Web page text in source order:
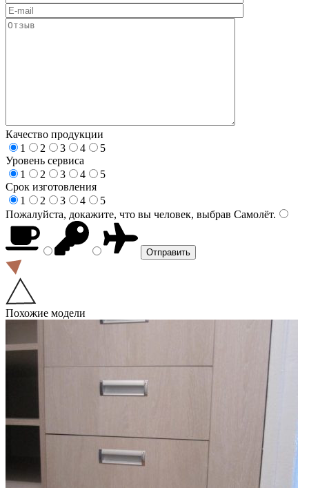
Качество продукции
1
2 3 4
5
Уровень сервиса
1
2 3 4
5
Срок изготовления
1
2 3 4
5
Пожалуйста, докажите, что вы человек, выбрав Самолёт.
Похожие модели